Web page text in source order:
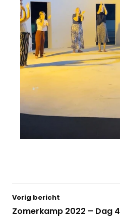
Vorig bericht
Zomerkamp 2022 – Dag 4